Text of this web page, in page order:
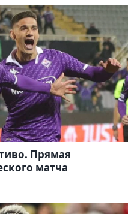
Прямая
матча